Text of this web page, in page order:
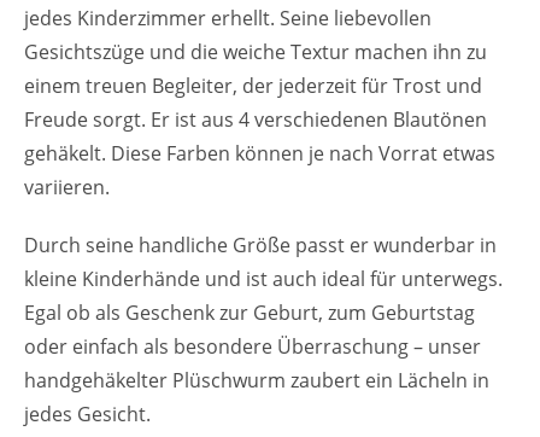
jedes Kinderzimmer erhellt. Seine liebevollen
Gesichtszüge und die weiche Textur machen ihn zu
einem treuen Begleiter, der jederzeit für Trost und
Freude sorgt. Er ist aus 4 verschiedenen Blautönen
gehäkelt. Diese Farben können je nach Vorrat etwas
variieren.
Durch seine handliche Größe passt er wunderbar in
kleine Kinderhände und ist auch ideal für unterwegs.
Egal ob als Geschenk zur Geburt, zum Geburtstag
oder einfach als besondere Überraschung – unser
handgehäkelter Plüschwurm zaubert ein Lächeln in
jedes Gesicht.